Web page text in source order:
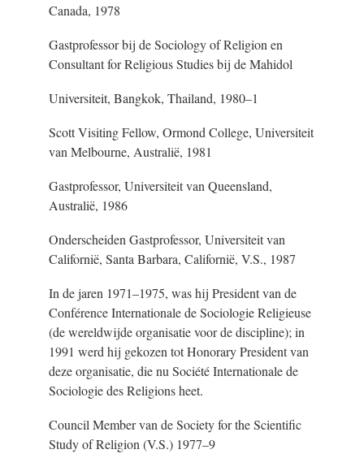
Canada, 1978
Gastprofessor bij de Sociology of Religion en
Consultant for Religious Studies bij de Mahidol
Universiteit, Bangkok, Thailand, 1980–1
Scott Visiting Fellow, Ormond College, Universiteit
van Melbourne, Australië, 1981
Gastprofessor, Universiteit van Queensland,
Australië, 1986
Onderscheiden Gastprofessor, Universiteit van
Californië, Santa Barbara, Californië, V.S., 1987
In de jaren 1971–1975, was hij President van de
Conférence Internationale de Sociologie Religieuse
(de wereldwijde organisatie voor de discipline); in
1991 werd hij gekozen tot Honorary President van
deze organisatie, die nu Société Internationale de
Sociologie des Religions heet.
Council Member van de Society for the Scientific
Study of Religion (V.S.) 1977–9